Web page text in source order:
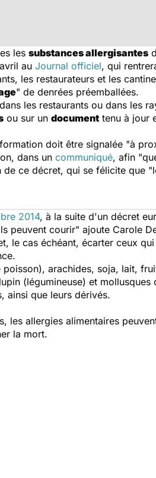
les substances allergisantes
au Journal officiel, qui
les restaurateurs et les
" de denrées préemballées.
les restaurants ou dans les
ou sur un document tenu à jour
doit être signalée "à
dans un communiqué, afin
ce décret, qui se félicite que
2014, à la suite d'un décret
peuvent courir" ajoute Carole
le cas échéant, écarter ceux
arachides, soja, lait,
(légumineuse) et
ainsi que leurs dérivés.
les allergies alimentaires
la mort.